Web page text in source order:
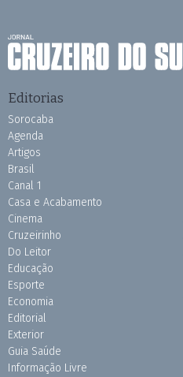
Editorias
Sorocaba
Agenda
Artigos
Brasil
Canal 1
Casa e Acabamento
Cinema
Cruzeirinho
Do Leitor
Educação
Esporte
Economia
Editorial
Exterior
Guia Saúde
Informação Livre